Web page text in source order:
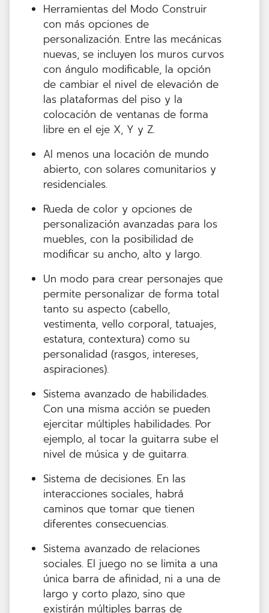
Herramientas del Modo Construir
con más opciones de
personalización. Entre las mecánicas
nuevas, se incluyen los muros curvos
con ángulo modificable, la opción
de cambiar el nivel de elevación de
las plataformas del piso y la
colocación de ventanas de forma
libre en el eje X, Y y Z.
Al menos una locación de mundo
abierto, con solares comunitarios y
residenciales.
Rueda de color y opciones de
personalización avanzadas para los
muebles, con la posibilidad de
modificar su ancho, alto y largo.
Un modo para crear personajes que
permite personalizar de forma total
tanto su aspecto (cabello,
vestimenta, vello corporal, tatuajes,
estatura, contextura) como su
personalidad (rasgos, intereses,
aspiraciones).
Sistema avanzado de habilidades.
Con una misma acción se pueden
ejercitar múltiples habilidades. Por
ejemplo, al tocar la guitarra sube el
nivel de música y de guitarra.
Sistema de decisiones. En las
interacciones sociales, habrá
caminos que tomar que tienen
diferentes consecuencias.
Sistema avanzado de relaciones
sociales. El juego no se limita a una
única barra de afinidad, ni a una de
largo y corto plazo, sino que
existirán múltiples barras de